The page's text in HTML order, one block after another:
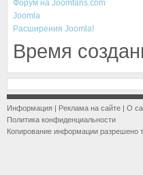
Форум на Joomfans.com
Joomla
Расширения Joomla!
Время
Информация | Реклама на сайте | О
Политика конфиденциальности
Копирование информации разрешено